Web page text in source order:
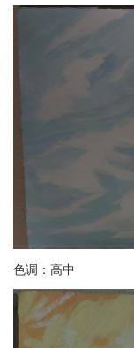
色调：高中